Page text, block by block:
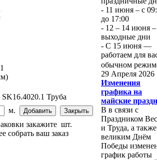
SK16.4020.1 Труба
м.
закажите шт.
собрать ваш заказ
- 11 июня – с
до 17:00
- 12 – 14 июня –
выходные дни
- С 15 июня —
работаем для
обычном
29 Апреля 2026
Изменения
графика на
майские
В в связи с
Праздником
и Труда, а
великим Днём
Победы
график работы